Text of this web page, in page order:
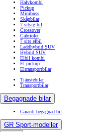
Halvkombi
Pickup
Minibuss
Skåpbilar
7-sitsig bil
Crossover
Cabriolet
7 sits elbil
Laddhybrid SUV
Hybrid SUV
Elbil kombi
El pickup
Eltransportbilar
Tjänstebilar
Transportbilar
Begagnade bilar
Garanti begagnad bil
GR Sport-modeller